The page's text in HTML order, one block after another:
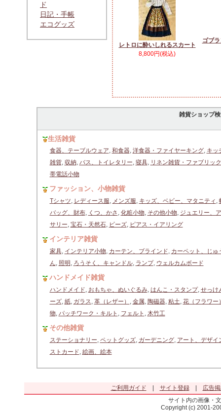
ド
日記・手帳
エコグッズ
レトロに酔いしれるスカート
8,800円(税込)
ゴブ
雑貨ショップ
生活雑貨
食器、テーブルウェア, 和食器, 洋食器・ファイヤーキング, キッ
雑貨, 収納, バス、トイレタリー, 寝具, リネン雑貨・ファブリック
帯電話小物
ファッション、小物雑貨
Tシャツ, レディース服, メンズ服, キッズ、ベビー、マタニティ ,
バッグ、財布, くつ、かさ , 化粧小物, その他小物, ジュエリー、
サリー, 宝石・天然石, ビーズ, ピアス・イアリング
インテリア雑貨
家具, インテリア小物, カーテン、ブラインド, カーペット、じゅ
ん, 照明 , ろうそく、キャンドル, ランプ, ウェルカムボード
ハンドメイド雑貨
ハンドメイド, おもちゃ、ぬいぐるみ, はんこ・スタンプ, せっけ
ーズ, 紙, ガラス, 革（レザー） , 金属, 陶磁器, 粘土, 花（フラワー
物, パッチワーク・キルト , フェルト , 木竹工
その他雑貨
ステーショナリー, ペットグッズ, ガーデニング, アート、デザイ
ストカード, 絵画、絵本
ご利用ガイド サイト登録|
広告
サイト内の画像・
Copyright (c) 2001-